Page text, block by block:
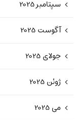
سپتامبر 2025
آگوست 2025
جولای 2025
ژوئن 2025
می 2025